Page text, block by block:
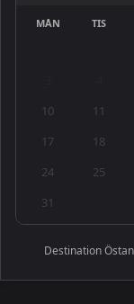
MÅN TIS
10
11
17
18
24
25
31
Destination